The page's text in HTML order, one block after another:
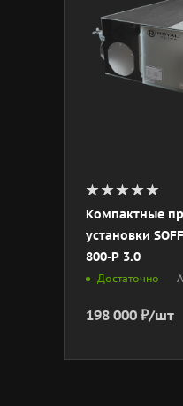
Компактные
установки
800-P 3.0
Достаточно
198 000 ₽/шт